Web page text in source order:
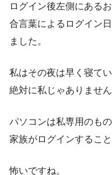
ログイン後左側にある
合言葉によるログイン
ました。
私はその夜は早く寝て
絶対に私じゃありません
パソコンは私専用のも
家族がログインすること
怖いですね。